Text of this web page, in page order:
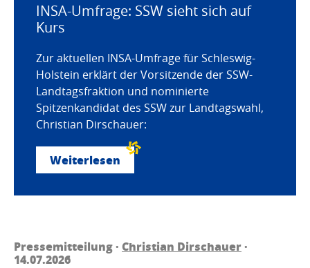
INSA-Umfrage: SSW sieht sich auf
Kurs
Zur aktuellen INSA-Umfrage für Schleswig-
Holstein erklärt der Vorsitzende der SSW-
Landtagsfraktion und nominierte
Spitzenkandidat des SSW zur Landtagswahl,
Christian Dirschauer:
Weiterlesen
Pressemitteilung · Christian Dirschauer·
14.07.2026